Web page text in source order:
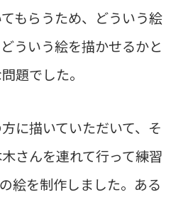
もらうため、どういう絵
ういう絵を描かせるかと
題でした。
に描いていただいて、そ
さんを連れて行って練習
絵を制作しました。ある